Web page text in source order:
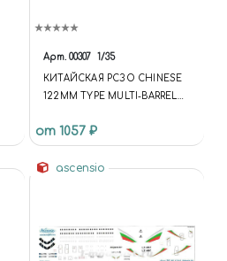
Арт. 00307 1/35
КИТАЙСКАЯ РСЗО CHINESE
122MM TYPE MULTI-BARREL
от 1057 ₽
ascensio